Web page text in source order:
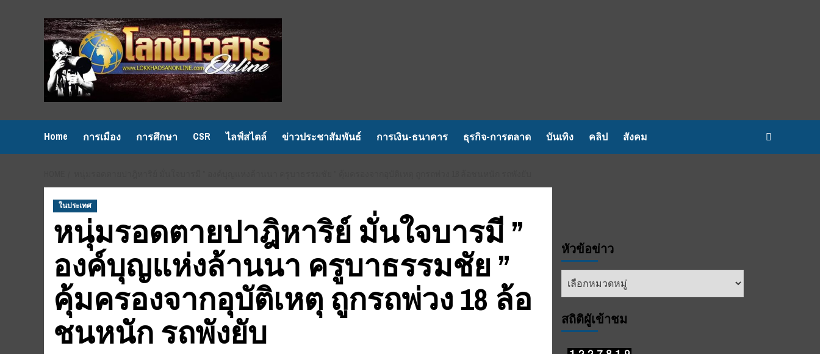
Home การเมือง การศึกษา CSR ไลฟ์สไตล์ ข่าวประชาสัมพันธ์ การเงิน-ธนาคาร ธุรกิจ-การตลาด บันเทิง คลิป สังคม
ในประเทศ
หนุ่มรอดตายปาฎิหาริย์ มั่นใจบารมี ”
องค์บุญแห่งล้านนา ครูบาธรรมชัย ”
คุ้มครองจากอุบัติเหตุ ถูกรถพ่วง 18 ล้อ
ชนหนัก รถพังยับ
หัวข้อข่าว
หัวข้อ
สถิติผูัเข้าชม